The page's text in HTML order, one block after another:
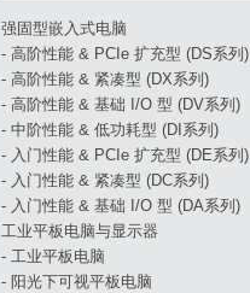
强固型嵌入式电脑
- 高阶性能 & PCIe 扩充型 (DS系列)
- 高阶性能 & 紧凑型 (DX系列)
- 高阶性能 & 基础 I/O 型 (DV系列)
- 中阶性能 & 低功耗型 (DI系列)
- 入门性能 & PCIe 扩充型 (DE系列)
- 入门性能 & 紧凑型 (DC系列)
- 入门性能 & 基础 I/O 型 (DA系列)
工业平板电脑与显示器
- 工业平板电脑
- 阳光下可视平板电脑